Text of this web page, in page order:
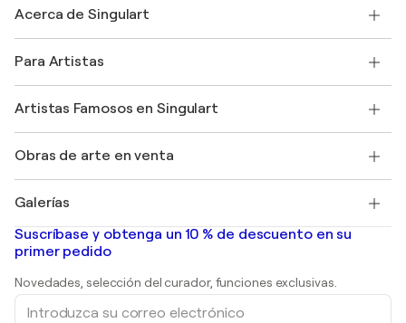
Envío
Ofrecer una tarjeta regalo
Unirse a nuestro programa comercial
Mi cuenta
Protección al comprador
+34 911 23 97 81
Acerca de Singulart
faq
Revista Singulart
Empleos
Descubre arte original seleccionado
Para Artistas
Inicie sesión como Artista
Artistas Famosos en Singulart
Marc Chagall
Banksy
Mr. Brainwash
Shepard Fairey
Obras de arte en venta
Pinturas abstractas en venta
pinturas de paisajes
Huellas dactilares
pinturas acrílicas
Galerías
Galerías de arte en España
Suscríbase y obtenga un 10 % de descuento en su
primer pedido
Novedades, selección del curador, funciones exclusivas.
Introduzca